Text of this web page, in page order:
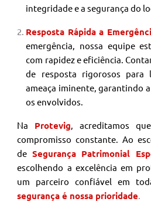
integridade e a segurança do
Resposta Rápida a
emergência, nossa equipe
com rapidez e eficiência.
de resposta rigorosos para
ameaça iminente, garantindo
os envolvidos.
Na Protevig , acreditamos
compromisso constante. Ao
de Segurança Patrimonial
escolhendo a excelência em
um parceiro confiável em
segurança é nossa prioridade